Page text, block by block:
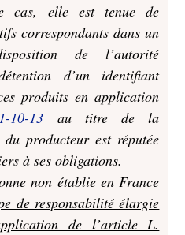
cas, elle est tenue de
correspondants dans un
de l’autorité
d’un identifiant
produits en application
10-13 au titre de la
producteur est réputée
à ses obligations.
non établie en France
de responsabilité élargie
de l’article L.